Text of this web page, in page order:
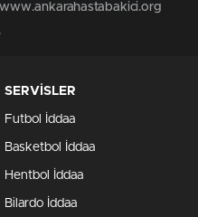
www.ankarahastabakici.org
SERVİSLER
Futbol İddaa
Basketbol İddaa
Hentbol İddaa
Bilardo İddaa